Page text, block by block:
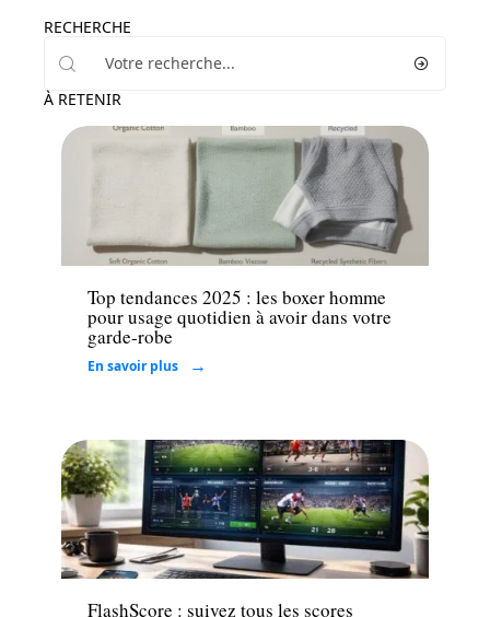
RECHERCHE
À RETENIR
Mode
Top tendances 2025 : les boxer homme
pour usage quotidien à avoir dans votre
garde-robe
En savoir plus
Loisirs
FlashScore : suivez tous les scores